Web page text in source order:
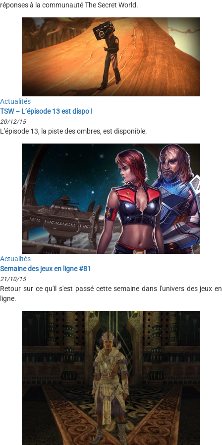
réponses à la communauté The Secret World.
Actualités
TSW – L’épisode 13 est dispo !
20/12/15
L'épisode 13, la piste des ombres, est disponible.
Actualités
Semaine des jeux en ligne #81
21/10/15
Retour sur ce qu'il s'est passé cette semaine dans l'univers des jeux en
ligne.